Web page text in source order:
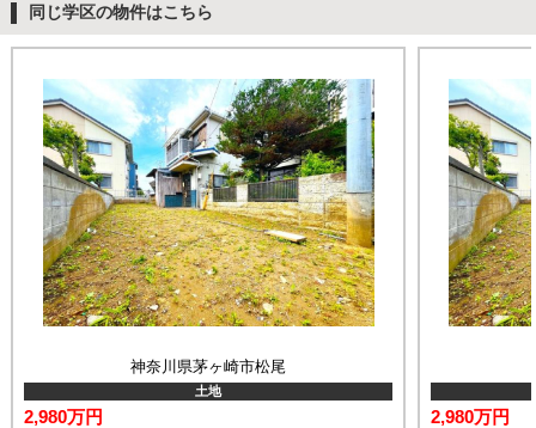
同じ学区の物件はこちら
神奈川県茅ヶ崎市松尾
土地
2,980万円 2,980万円